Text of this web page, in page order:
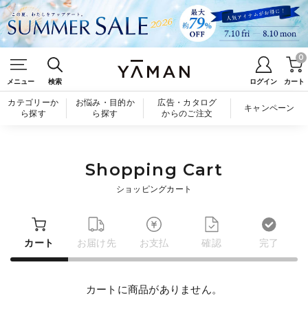
メニュー 検索 ログイン カート
0
カテゴリーか
ら探す
お悩み・目的か
ら探す
広告・カタログ
からのご注文
キャンペーン
Shopping Cart
ショッピングカート
カート お届け先 お支払 確認 完了
カートに商品がありません。